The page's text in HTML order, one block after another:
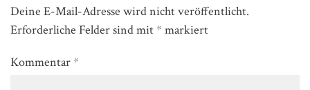
Deine E-Mail-Adresse wird nicht veröffentlicht.
Erforderliche Felder sind mit * markiert
Kommentar *